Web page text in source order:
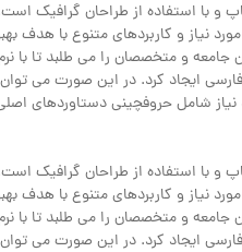
با استفاده از طراحان گرافیک
نیاز و کاربردهای متنوع با هدف
و متخصصان را می طلبد تا با
ایجاد کرد. در این صورت می
نیاز شامل حروفچینی دستاوردهای
با استفاده از طراحان گرافیک
نیاز و کاربردهای متنوع با هدف
و متخصصان را می طلبد تا با
ایجاد کرد. در این صورت می